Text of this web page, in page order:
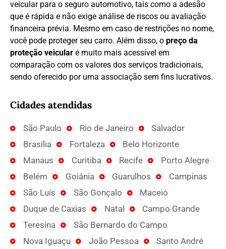
veicular para o seguro automotivo, tais como a adesão
que é rápida e não exige análise de riscos ou avaliação
financeira prévia. Mesmo em caso de restrições no nome,
você pode proteger seu carro. Além disso, o preço da
proteção veicular é muito mais acessível em
comparação com os valores dos serviços tradicionais,
sendo oferecido por uma associação sem fins lucrativos.
Cidades atendidas
São Paulo Rio de Janeiro
Salvador
Brasília
Fortaleza
Belo Horizonte
Manaus
Curitiba Recife
Porto Alegre
Belém
Goiânia Guarulhos
Campinas
São Luís
São Gonçalo
Maceió
Duque de Caxias
Natal
Campo Grande
Teresina
São Bernardo do Campo
Nova Iguaçu
João Pessoa Santo André